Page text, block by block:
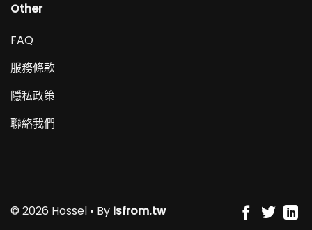
Other
FAQ
服務條款
隱私政策
聯絡我們
© 2026 Hossel • By Isfrom.tw